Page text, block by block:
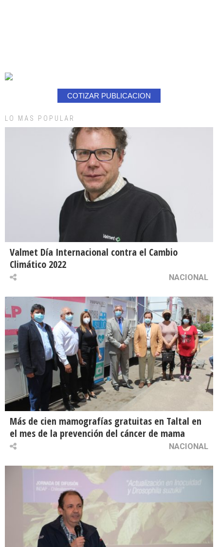
COTIZAR PUBLICACION
LO MAS POPULAR
Valmet Día Internacional contra el Cambio
Climático 2022
NACIONAL
Más de cien mamografías gratuitas en Taltal en
el mes de la prevención del cáncer de mama
NACIONAL